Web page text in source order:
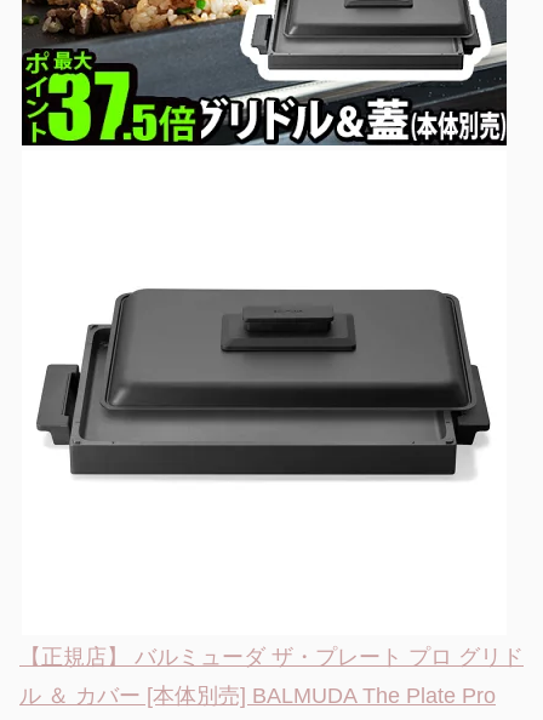
【正規店】 バルミューダ ザ・プレート プロ グリド
ル ＆ カバー [本体別売] BALMUDA The Plate Pro